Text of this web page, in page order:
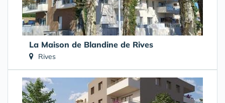
La Maison de Blandine de Rives
Rives